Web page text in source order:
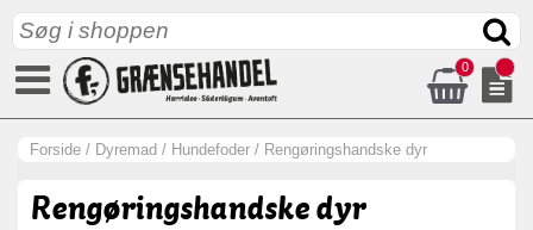
0
Forside / Dyremad / Hundefoder / Rengøringshandske dyr
Rengøringshandske dyr